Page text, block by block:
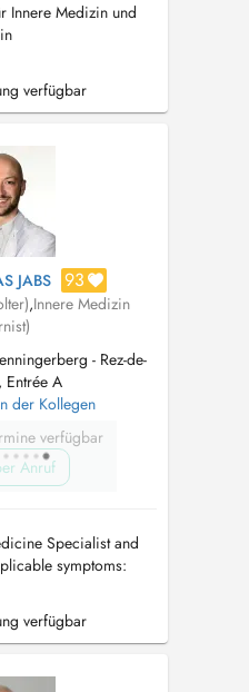
Innere Medizin und
unter anderem:
Herzrasen/
geschwollene
diagnostiziertes
verfügbar
JABS 93
,Innere Medizin
- Rez-de-
Entrée A
der Kollegen
verfügbar
Anruf
Specialist and
symptoms:
or weight gain /
/ high blood
rapid heartbeat /
and br...
verfügbar